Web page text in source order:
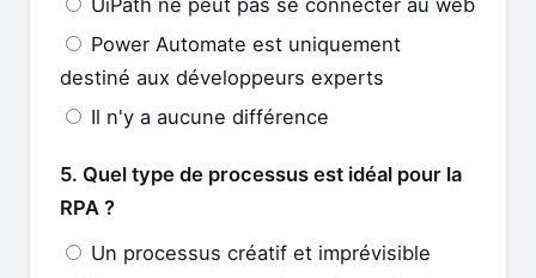
Power Automate est uniquement
destiné aux développeurs experts
Il n'y a aucune différence
5. Quel type de processus est idéal pour la
RPA ?
Un processus créatif et imprévisible